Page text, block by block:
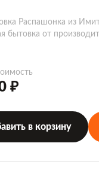
Распашонка из
бытовка от
₽
в корзину